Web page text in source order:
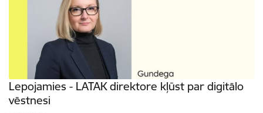
Lepojamies - LATAK direktore kļūst par digitālo
vēstnesi